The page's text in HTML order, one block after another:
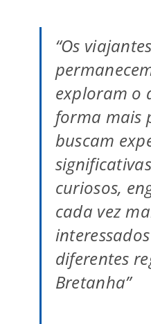
“Os
exploram o
forma mais
buscam
curiosos,
cada vez
diferentes
Bretanha”